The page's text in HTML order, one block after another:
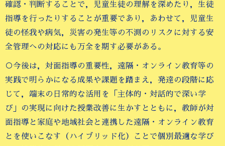
確認・判断することで，児童生徒の理解を深めたり，生徒
指導を行ったりすることが重要であり，あわせて，児童生
徒の怪我や病気，災害の発生等の不測のリスクに対する安
全管理への対応にも万全を期す必要がある。
○今後は，対面指導の重要性，遠隔・オンライン教育等の
実践で明らかになる成果や課題を踏まえ，発達の段階に応
じて，端末の日常的な活用を「主体的・対話的で深い学
び」の実現に向けた授業改善に生かすとともに，教師が対
面指導と家庭や地域社会と連携した遠隔・オンライン教育
とを使いこなす（ハイブリッド化）ことで個別最適な学び